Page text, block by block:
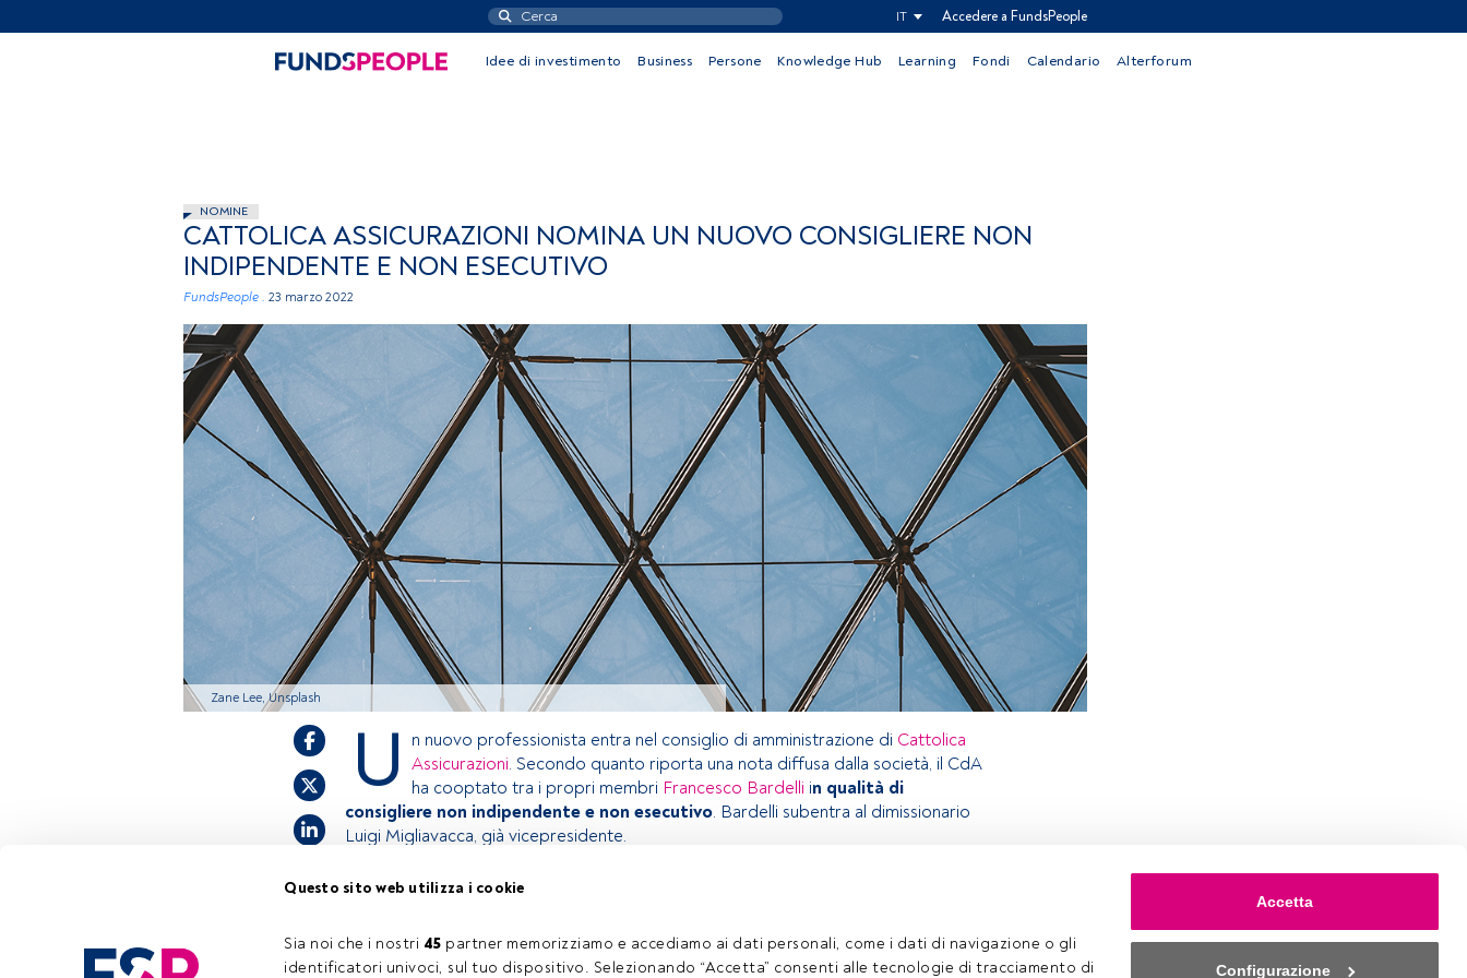
Questo sito web utilizza i cookie
Sia noi che i nostri 45 partner memorizziamo e accediamo ai dati personali, come i dati di navigazione o gli
identificatori univoci, sul tuo dispositivo. Selezionando “Accetta” consenti alle tecnologie di tracciamento di
Accetta
Configurazione
IT Accedere a FundsPeople
Idee di investimento Business Persone Knowledge Hub Learning Fondi Calendario Alterforum
NOMINE
CATTOLICA ASSICURAZIONI NOMINA UN NUOVO CONSIGLIERE NON
INDIPENDENTE E NON ESECUTIVO
FundsPeople . 23 marzo 2022
Zane Lee, Unsplash
U n nuovo professionista entra nel consiglio di amministrazione di Cattolica
Assicurazioni. Secondo quanto riporta una nota diffusa dalla società, il CdA
ha cooptato tra i propri membri Francesco Bardelli in qualità di
consigliere non indipendente e non esecutivo. Bardelli subentra al dimissionario
Luigi Migliavacca, già vicepresidente.
accedi tramite il pulsante Login. Se non hai ancora un account, ti invitiamo a
registrarti per scoprire tutti i contenuti che FundsPeople ha da offrire.